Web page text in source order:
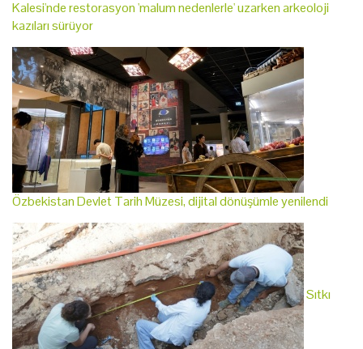
Kalesi'nde restorasyon 'malum nedenlerle' uzarken arkeoloji
kazıları sürüyor
Özbekistan Devlet Tarih Müzesi, dijital dönüşümle yenilendi
Sıtkı